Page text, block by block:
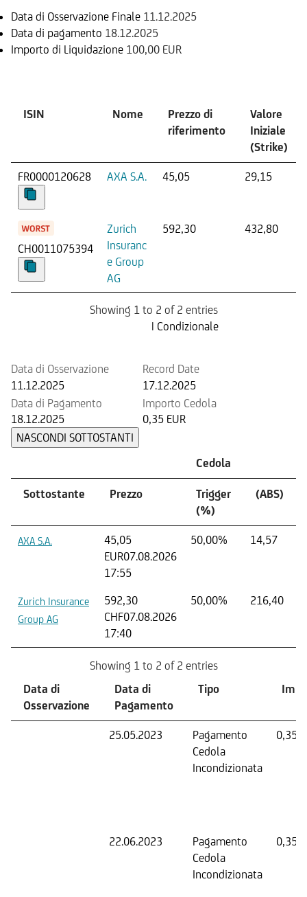
Data di Osservazione Finale 11.12.2025
Data di pagamento 18.12.2025
Importo di Liquidazione 100,00 EUR
ISIN Nome
Prezzo di
riferimento
Valore
Iniziale
(Strike)
FR0000120628 AXA S.A. 45,05 29,15
CH0011075394
Zurich
Insuranc
e Group
AG
592,30 432,80
Showing 1 to 2 of 2 entries
| Condizionale
Data di Osservazione
11.12.2025
Record Date
17.12.2025
Data di Pagamento
18.12.2025
Importo Cedola
0,35 EUR
NASCONDI SOTTOSTANTI
Cedola
Sottostante Prezzo
Trigger
(%)
(ABS)
AXA S.A.
45,05
EUR07.08.2026
17:55
50,00% 14,57
Zurich Insurance
Group AG
592,30
CHF07.08.2026
17:40
50,00% 216,40
Showing 1 to 2 of 2 entries
Data di
Osservazione
Data di
Pagamento
Tipo
25.05.2023
Pagamento
Cedola
Incondizionata
0,35
22.06.2023
Pagamento
Cedola
Incondizionata
0,35